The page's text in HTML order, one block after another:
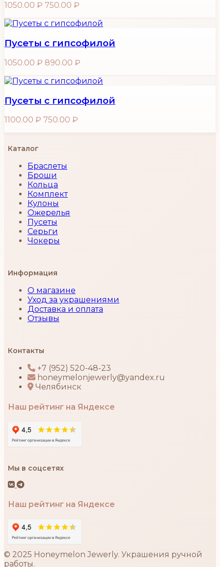
1050.00 ₽ 750.00 ₽
Пусеты с гипсофилой
1050.00 ₽ 890.00 ₽
Пусеты с гипсофилой
1100.00 ₽ 750.00 ₽
Каталог
Браслеты
Броши
Кольца
Комплект
Кулоны
Ожерелья
Пусеты
Серьги
Чокеры
Информация
О магазине
Уход за украшениями
Доставка и оплата
Отзывы
Контакты
+7 (952) 520-48-23
honeymelonjewerly@yandex.ru
Челябинск
Наш рейтинг на Яндексе
Мы в соцсетях
Наш рейтинг на Яндексе
© 2025 Honeymelon Jewerly. Украшения ручной
работы.